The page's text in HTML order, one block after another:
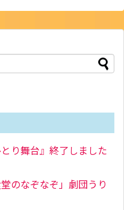
り舞台』終了しました
のなぞなぞ」劇団うり